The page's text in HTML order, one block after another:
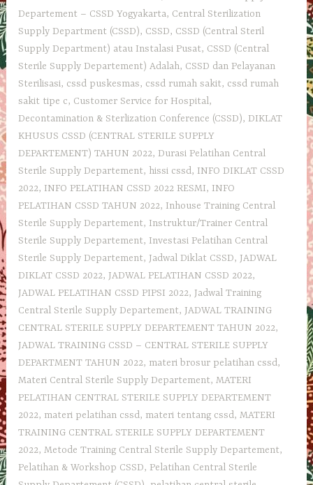
Departement – CSSD Yogyakarta, Central Sterilization
Supply Department (CSSD), CSSD, CSSD (Central Steril
Supply Department) atau Instalasi Pusat, CSSD (Central
Sterile Supply Departement) Adalah, CSSD dan Pelayanan
Sterilisasi, cssd puskesmas, cssd rumah sakit, cssd rumah
sakit tipe c, Customer Service for Hospital,
Decontamination & Sterlization Conference (CSSD),DIKLAT
KHUSUS CSSD (CENTRAL STERILE SUPPLY
DEPARTEMENT) TAHUN 2022,Durasi Pelatihan Central
Sterile Supply Departement, hissi cssd, INFO DIKLAT CSSD
2022, INFO PELATIHAN CSSD 2022 RESMI, INFO
PELATIHAN CSSD TAHUN 2022, Inhouse Training Central
Sterile Supply Departement, Instruktur/Trainer Central
Sterile Supply Departement, Investasi Pelatihan Central
Sterile Supply Departement, Jadwal Diklat CSSD, JADWAL
DIKLAT CSSD 2022, JADWAL PELATIHAN CSSD 2022,
JADWAL PELATIHAN CSSD PIPSI 2022, Jadwal Training
Central Sterile Supply Departement, JADWAL TRAINING
CENTRAL STERILE SUPPLY DEPARTEMENT TAHUN 2022,
JADWAL TRAINING CSSD – CENTRAL STERILE SUPPLY
DEPARTMENT TAHUN 2022, materi brosur pelatihan cssd,
Materi Central Sterile Supply Departement,MATERI
PELATIHAN CENTRAL STERILE SUPPLY DEPARTEMENT
2022, materi pelatihan cssd, materi tentang cssd,MATERI
TRAINING CENTRAL STERILE SUPPLY DEPARTEMENT
2022,Metode Training Central Sterile Supply Departement,
Pelatihan & Workshop CSSD, Pelatihan Central Sterile